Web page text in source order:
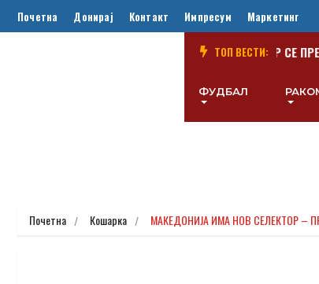
Почетна Донирај Контакт Импресум Маркетинг
ТОП ВЕСТИ:
(ВИДЕО) РАСТОДЕР СЕ
ФУДБАЛ
Почетна Кошарка МАКЕДОНИЈА ИМА НОВ СЕЛЕКТОР –